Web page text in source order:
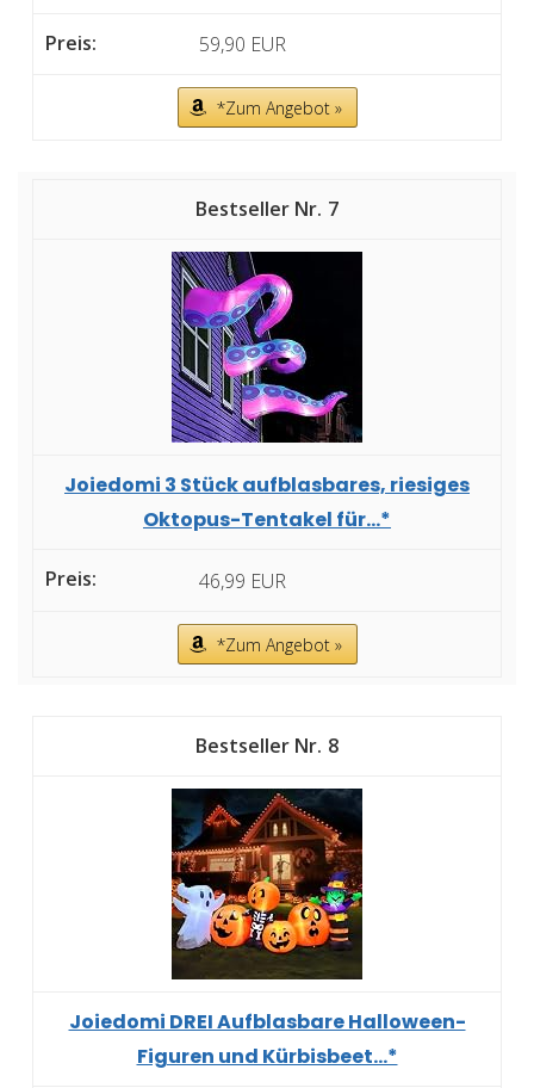
59,90 EUR
*Zum Angebot »
7
Joiedomi 3 Stück aufblasbares, riesiges
Oktopus-Tentakel für...*
46,99 EUR
*Zum Angebot »
8
Joiedomi DREI Aufblasbare Halloween-
Figuren und Kürbisbeet...*